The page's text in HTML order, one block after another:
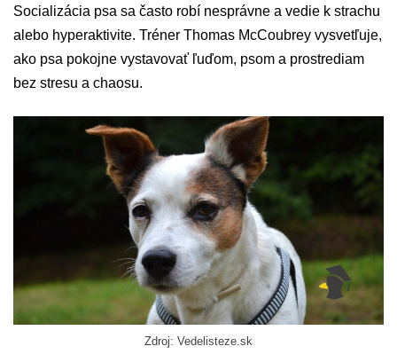
Socializácia psa sa často robí nesprávne a vedie k strachu
alebo hyperaktivite. Tréner Thomas McCoubrey vysvetľuje,
ako psa pokojne vystavovať ľuďom, psom a prostrediam
bez stresu a chaosu.
Zdroj: Vedelisteze.sk